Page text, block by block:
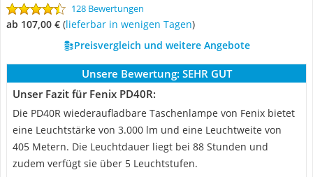
128 Bewertungen
ab 107,00 € ( Lieferbar in wenigen Tagen)
Preisvergleich und weitere Angebote
Unsere Bewertung: SEHR GUT
Unser Fazit für Fenix PD40R:
Die PD40R wiederaufladbare Taschenlampe von Fenix bietet
eine Leuchtstärke von 3.000 lm und eine Leuchtweite von
405 Metern. Die Leuchtdauer liegt bei 88 Stunden und
zudem verfügt sie über 5 Leuchtstufen.